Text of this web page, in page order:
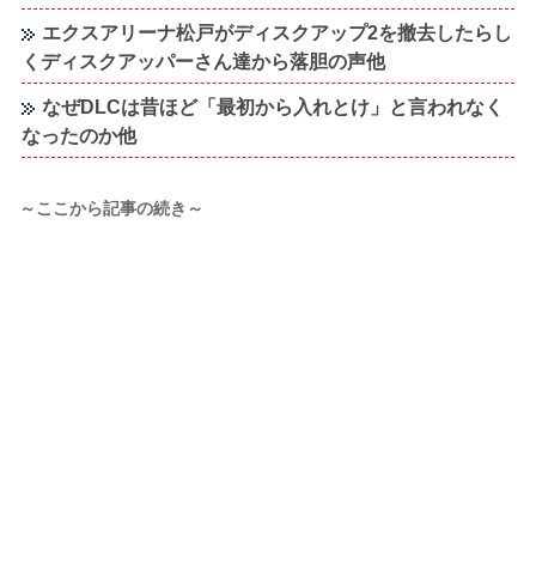
エクスアリーナ松戸がディスクアップ2を撤去したらし
くディスクアッパーさん達から落胆の声他
なぜDLCは昔ほど「最初から入れとけ」と言われなく
なったのか他
～ここから記事の続き～